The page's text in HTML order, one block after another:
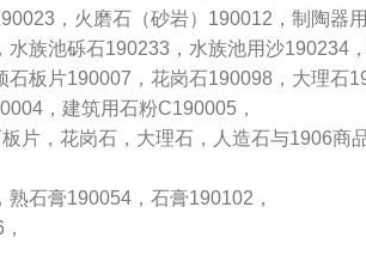
，火磨石（砂岩）190012，制陶器
水族池砾石190233，水族池用沙190234
石板片190007，花岗石190098，大理石
，建筑用石粉C190005，
片，花岗石，大理石，人造石与1906商品
熟石膏190054，石膏190102，